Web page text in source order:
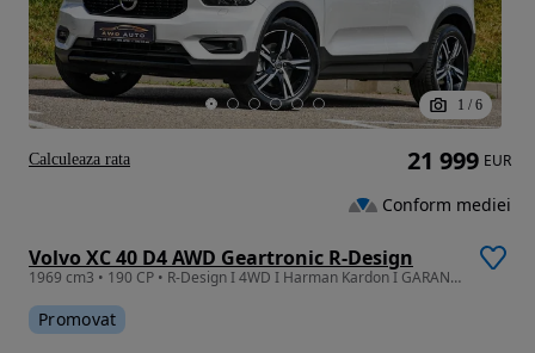
1 / 6
Volvo XC 40 D4 AWD Geartronic R-Design
1969 cm3 • 190 CP • R-Design I 4WD I Harman Kardon I GARANTIE I RATE I Revizie
Promovat
21 999 EUR
Conform mediei
Calculeaza rata